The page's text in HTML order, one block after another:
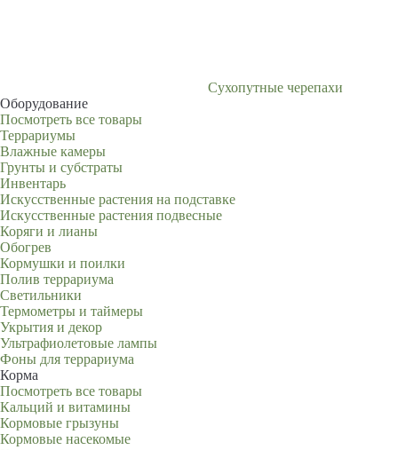
Сухопутные черепахи
Оборудование
Посмотреть все товары
Террариумы
Влажные камеры
Грунты и субстраты
Инвентарь
Искусственные растения на подставке
Искусственные растения подвесные
Коряги и лианы
Обогрев
Кормушки и поилки
Полив террариума
Светильники
Термометры и таймеры
Укрытия и декор
Ультрафиолетовые лампы
Фоны для террариума
Корма
Посмотреть все товары
Кальций и витамины
Кормовые грызуны
Кормовые насекомые